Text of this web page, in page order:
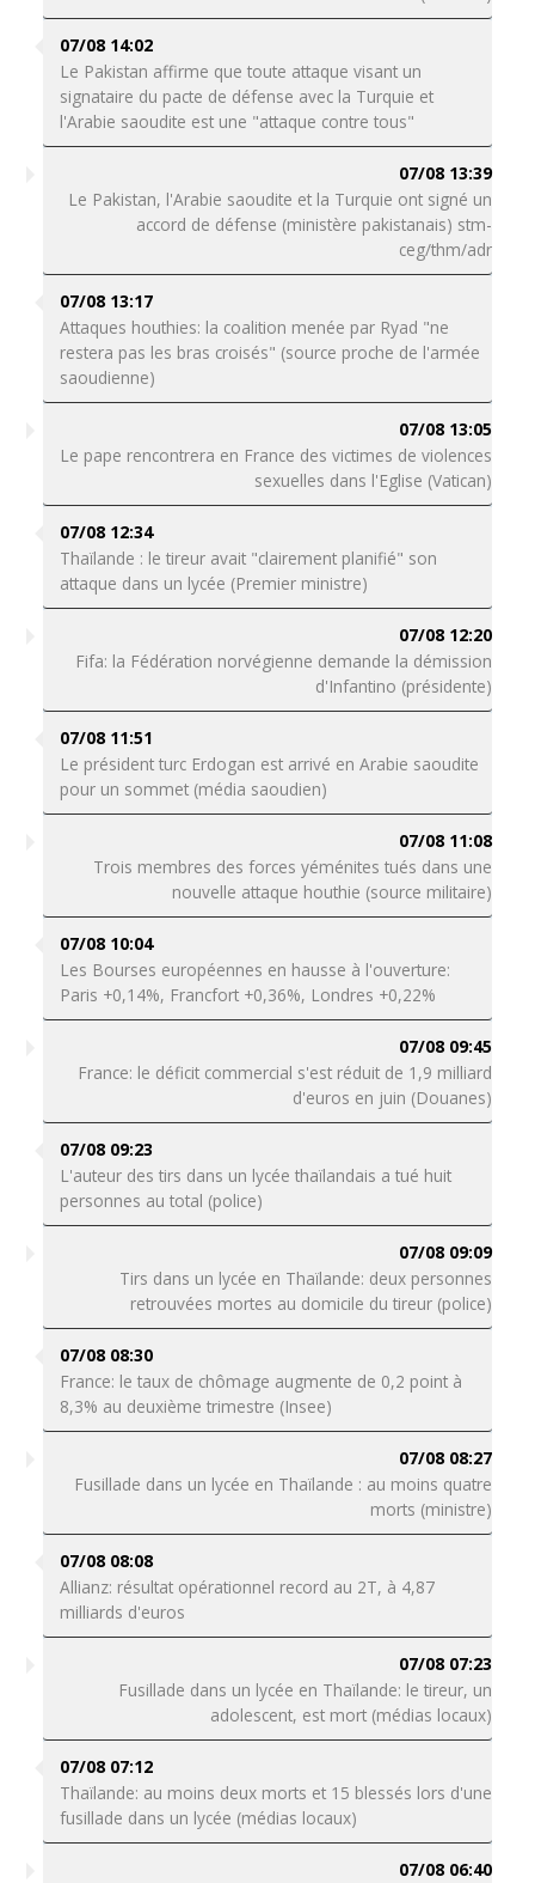
07/08 14:02
Le Pakistan affirme que toute attaque visant un
signataire du pacte de défense avec la Turquie et
l'Arabie saoudite est une "attaque contre tous"
07/08 13:39
Le Pakistan, l'Arabie saoudite et la Turquie ont signé un
accord de défense (ministère pakistanais) stm-
ceg/thm/adr
07/08 13:17
Attaques houthies: la coalition menée par Ryad "ne
restera pas les bras croisés" (source proche de l'armée
saoudienne)
07/08 13:05
Le pape rencontrera en France des victimes de violences
sexuelles dans l'Eglise (Vatican)
07/08 12:34
Thaïlande : le tireur avait "clairement planifié" son
attaque dans un lycée (Premier ministre)
07/08 12:20
Fifa: la Fédération norvégienne demande la démission
d'Infantino (présidente)
07/08 11:51
Le président turc Erdogan est arrivé en Arabie saoudite
pour un sommet (média saoudien)
07/08 11:08
Trois membres des forces yéménites tués dans une
nouvelle attaque houthie (source militaire)
07/08 10:04
Les Bourses européennes en hausse à l'ouverture:
Paris +0,14%, Francfort +0,36%, Londres +0,22%
07/08 09:45
France: le déficit commercial s'est réduit de 1,9 milliard
d'euros en juin (Douanes)
07/08 09:23
L'auteur des tirs dans un lycée thaïlandais a tué huit
personnes au total (police)
07/08 09:09
Tirs dans un lycée en Thaïlande: deux personnes
retrouvées mortes au domicile du tireur (police)
07/08 08:30
France: le taux de chômage augmente de 0,2 point à
8,3% au deuxième trimestre (Insee)
07/08 08:27
Fusillade dans un lycée en Thaïlande : au moins quatre
morts (ministre)
07/08 08:08
Allianz: résultat opérationnel record au 2T, à 4,87
milliards d'euros
07/08 07:23
Fusillade dans un lycée en Thaïlande: le tireur, un
adolescent, est mort (médias locaux)
07/08 07:12
Thaïlande: au moins deux morts et 15 blessés lors d'une
fusillade dans un lycée (médias locaux)
07/08 06:40